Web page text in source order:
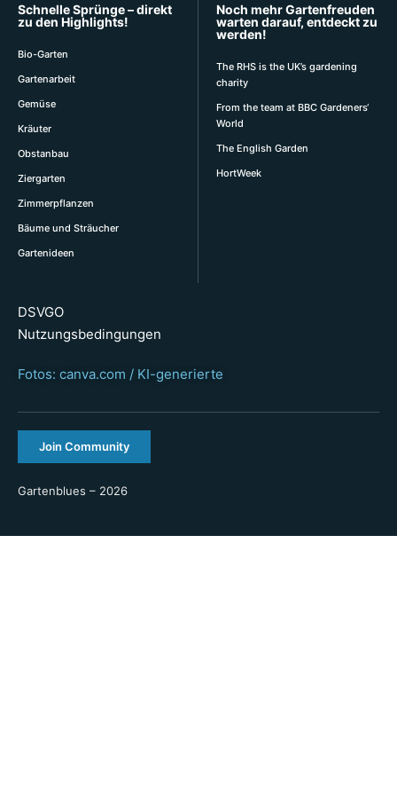
Schnelle Sprünge – direkt
zu den Highlights!
Bio-Garten
Gartenarbeit
Gemüse
Kräuter
Obstanbau
Ziergarten
Zimmerpflanzen
Bäume und Sträucher
Gartenideen
Noch mehr Gartenfreuden
warten darauf, entdeckt zu
werden!
The RHS is the UK’s gardening
charity
From the team at BBC Gardeners‘
World
The English Garden
HortWeek
DSVGO
Nutzungsbedingungen
Fotos: canva.com / KI-generierte
Join Community
Gartenblues – 2026